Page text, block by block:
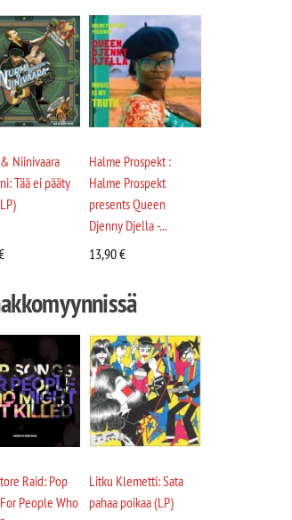
Niinivaara
Tää ei pääty
Halme Prospekt :
Halme Prospekt
presents Queen
Djenny Djella -...
13,90€
Raid: Pop
People Who
Litku Klemetti: Sata
pahaa poikaa (LP)